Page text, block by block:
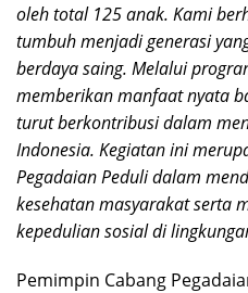
oleh total 125 anak. Kami
tumbuh menjadi generasi
berdaya saing. Melalui
memberikan manfaat nyata
turut berkontribusi dalam
Indonesia. Kegiatan ini
Pegadaian Peduli dalam
kesehatan masyarakat serta
kepedulian sosial di
Pemimpin Cabang